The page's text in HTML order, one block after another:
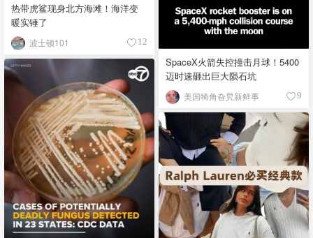
热带虎鲨现身北方海滩！海洋变
暖实锤了
波士顿101 12
SpaceX火箭失控撞击月球！5400
迈时速砸出巨大陨石坑
美国犄角旮旯新鲜事 9